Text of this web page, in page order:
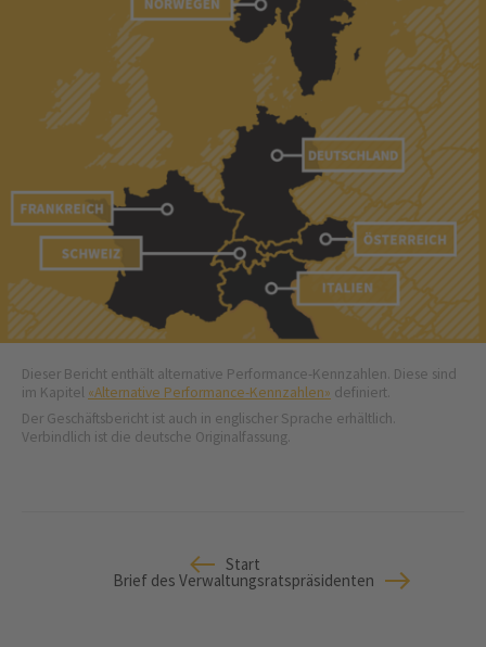
Dieser Bericht enthält alternative Performance-Kennzahlen. Diese sind
im Kapitel «Alternative Performance-Kennzahlen» definiert.
Der Geschäftsbericht ist auch in englischer Sprache erhältlich.
Verbindlich ist die deutsche Originalfassung.
Start
Brief des Verwaltungsratspräsidenten